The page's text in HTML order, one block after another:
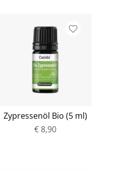
Zypressenöl Bio (5 ml)
€ 8,90